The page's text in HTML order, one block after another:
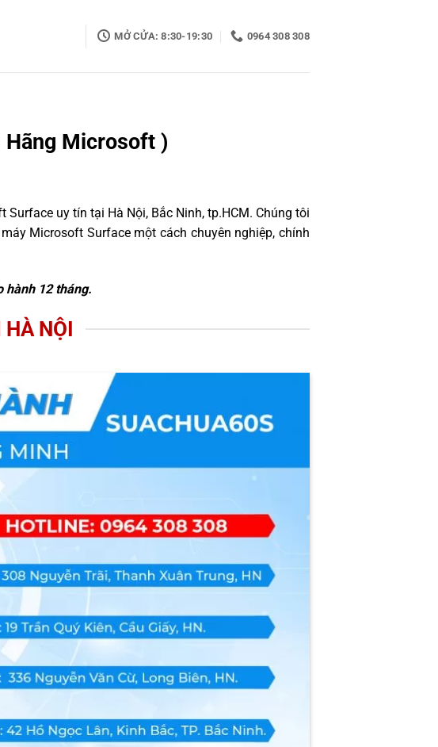
MỞ CỬA: 8:30-19:30 0964 308 308
Hãng Microsoft )
uy tín tại Hà Nội, Bắc Ninh, tp.HCM. Chúng tôi
Microsoft Surface một cách chuyên nghiệp, chính
hành 12 tháng.
HÀ NỘI